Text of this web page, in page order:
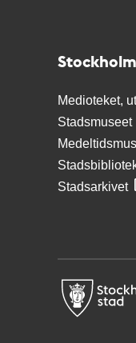
Medioteket,
Stadsmuseet
Stadsarkivet